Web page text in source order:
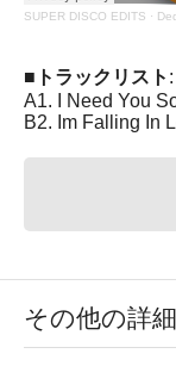
SUPER DISCO EDITS ·
■トラックリスト :
A1. I Need You
B2. Im Falling In
その他の詳